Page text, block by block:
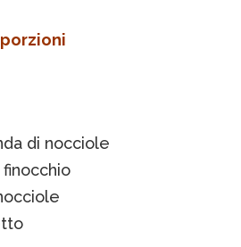
di nocciole